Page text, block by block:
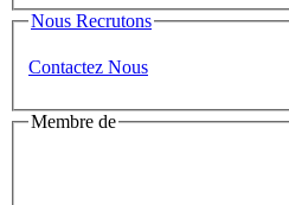
Nous Recrutons
Contactez Nous
Membre de